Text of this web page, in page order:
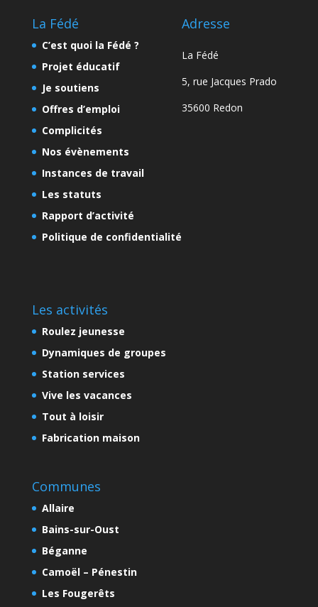
La Fédé
C’est quoi la Fédé ?
Projet éducatif
Je soutiens
Offres d’emploi
Complicités
Nos évènements
Instances de travail
Les statuts
Rapport d’activité
Politique de confidentialité
Adresse
La Fédé
5, rue Jacques Prado
35600 Redon
Les activités
Roulez jeunesse
Dynamiques de groupes
Station services
Vive les vacances
Tout à loisir
Fabrication maison
Communes
Allaire
Bains-sur-Oust
Béganne
Camoël – Pénestin
Les Fougerêts